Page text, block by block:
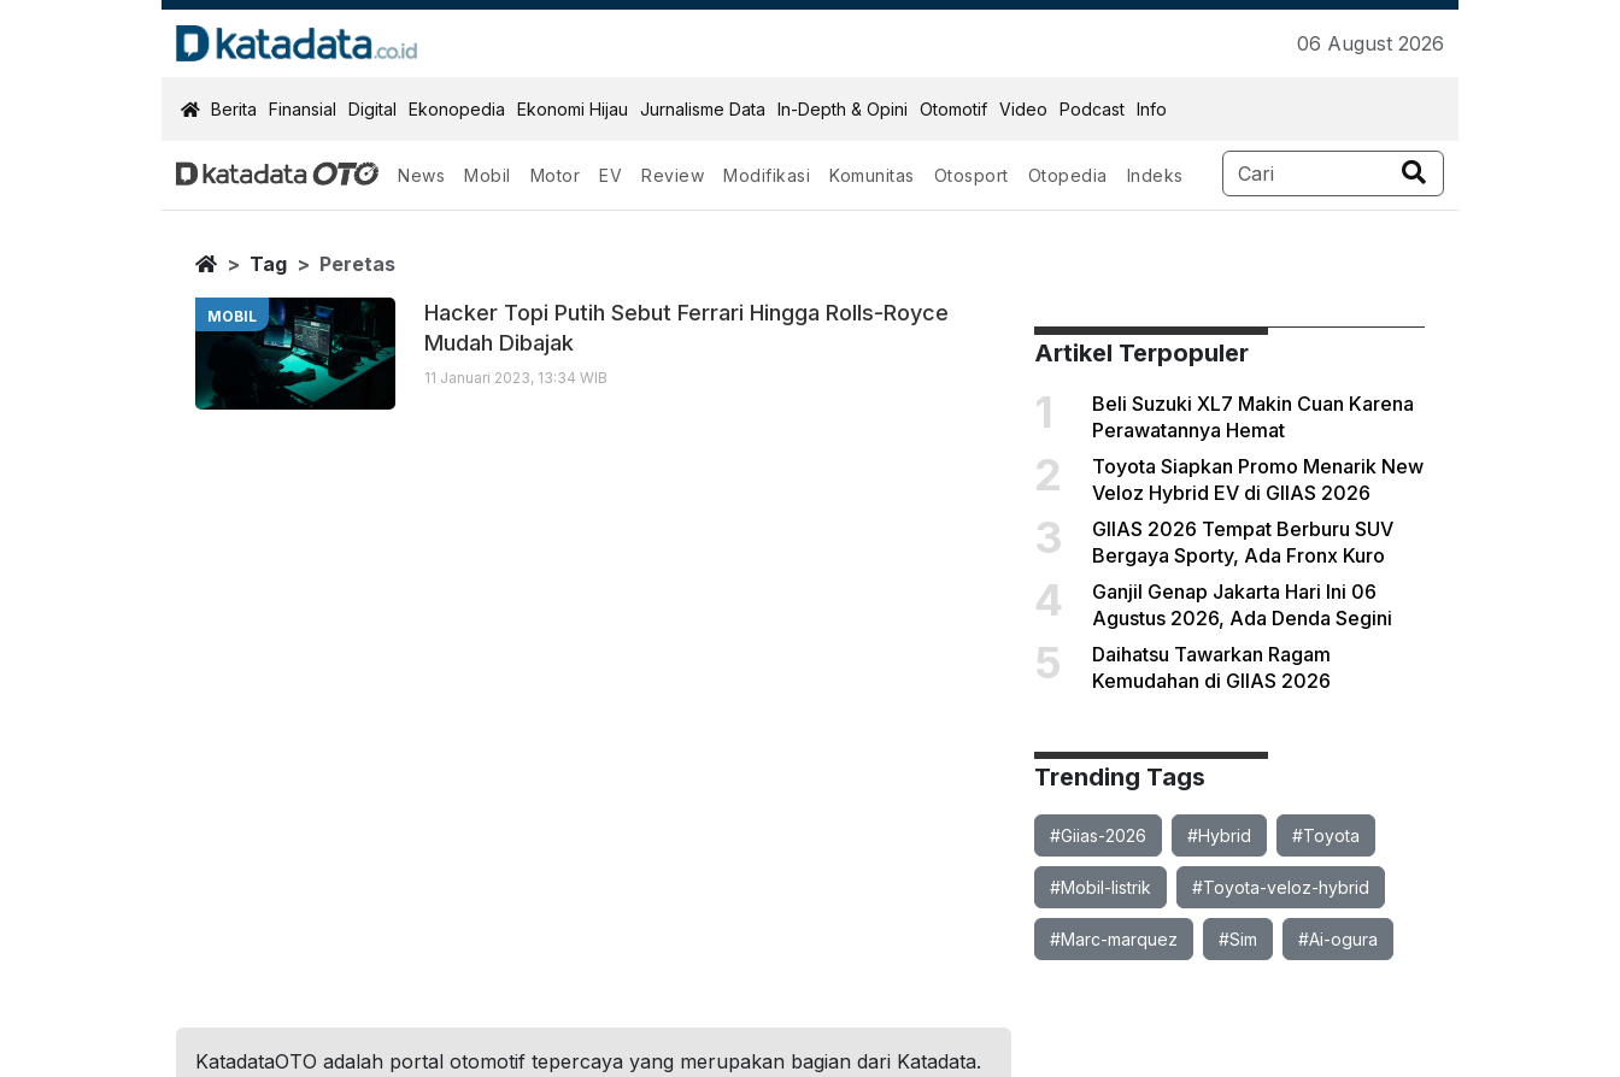
06 August 2026
KatadataOTO
Berita Finansial Digital Ekonopedia Ekonomi Hijau Jurnalisme Data In-Depth & Opini Otomotif Video Podcast Info
News Mobil Motor EV Review Modifikasi Komunitas Otosport Otopedia Indeks
Peretas
Berita Terbaru
Home
Tag Peretas
MOBIL
Hacker Topi Putih Sebut Ferrari Hingga Rolls-Royce
Mudah Dibajak
11 Januari 2023, 13:34 WIB
Artikel Terpopuler
1
Beli Suzuki XL7 Makin Cuan Karena
Perawatannya Hemat
2
Toyota Siapkan Promo Menarik New
Veloz Hybrid EV di GIIAS 2026
3
GIIAS 2026 Tempat Berburu SUV
Bergaya Sporty, Ada Fronx Kuro
4
Ganjil Genap Jakarta Hari Ini 06
Agustus 2026, Ada Denda Segini
5
Daihatsu Tawarkan Ragam
Kemudahan di GIIAS 2026
Trending Tags
#Giias-2026 #Hybrid #Toyota
#Mobil-listrik #Toyota-veloz-hybrid
#Marc-marquez #Sim #Ai-ogura
KatadataOTO adalah portal otomotif tepercaya yang merupakan bagian dari Katadata.